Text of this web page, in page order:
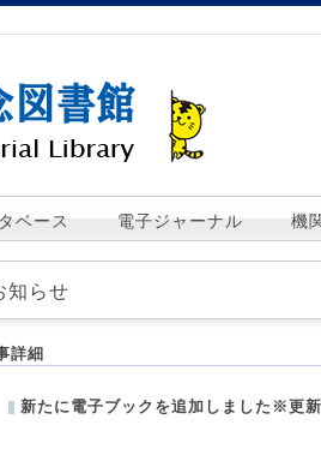
ベース 電子ジャーナル 機
知らせ
細
新たに電子ブックを追加しました※更新